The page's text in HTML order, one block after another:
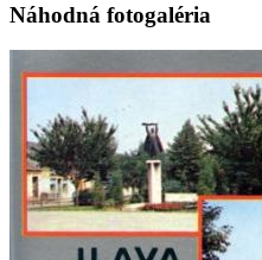
Náhodná fotogaléria